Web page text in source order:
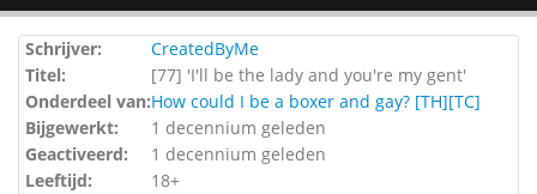
Schrijver:
CreatedByMe
Titel:
[77] 'I'll be the lady and you're my gent'
Onderdeel van:How could I be a boxer and gay? [TH][TC]
Bijgewerkt:
1 decennium geleden
Geactiveerd:
1 decennium geleden
Leeftijd:
18+